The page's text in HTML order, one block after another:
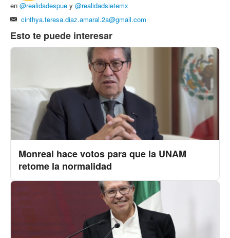
en @realidadespue y @realidadsietemx
cinthya.teresa.diaz.amaral.2a@gmail.com
Esto te puede interesar
Monreal hace votos para que la UNAM
retome la normalidad